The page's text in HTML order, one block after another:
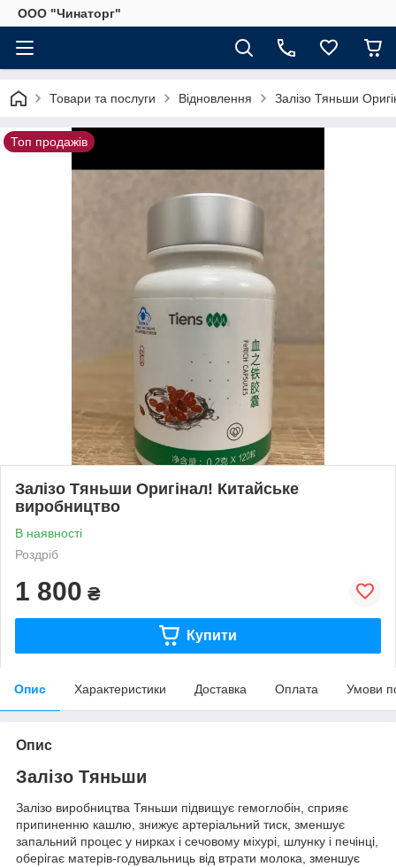
OOO "Чинаторг"
Товари та послуги Відновлення Залізо Тяньши
Топ продажів
Залізо Тяньши Оригінал! Китайське
виробництво
В наявності
Роздріб
1 800 ₴
Купити
Опис Характеристики Доставка Оплата Умови
Опис
Залізо Тяньши
Залізо виробництва Тяньши підвищує гемоглобін, сприяє
припиненню кашлю, знижує артеріальний тиск, зменшує
запальний процес у нирках і сечовому міхурі, шлунку і печінці,
оберігає матерів-годувальниць від втрати молока, зменшує